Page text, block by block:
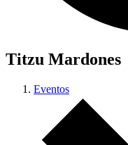
Titzu Mardones
Eventos